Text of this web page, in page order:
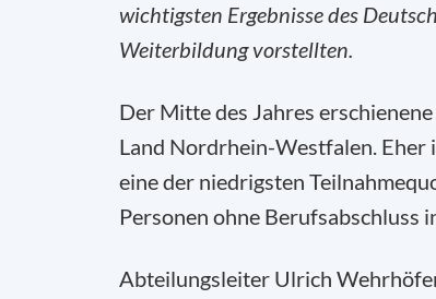
wichtigsten Ergebnisse des
Weiterbildung vorstellten.
Der Mitte des Jahres
Land Nordrhein-Westfalen. Eher
eine der niedrigsten
Personen ohne Berufsabschluss
Abteilungsleiter Ulrich